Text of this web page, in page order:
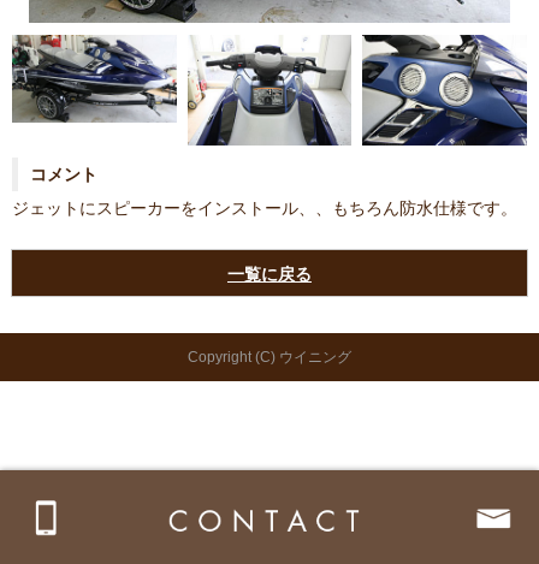
コメント
ジェットにスピーカーをインストール、、もちろん防水仕様です。
一覧に戻る
Copyright (C) ウイニング